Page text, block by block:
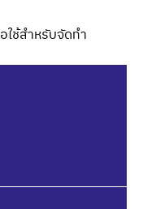
ใช้สำหรับจัดทำ